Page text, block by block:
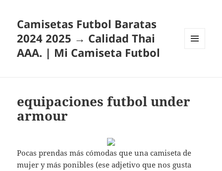
Camisetas Futbol Baratas
2024 2025 → Calidad Thai
AAA. | Mi Camiseta Futbol
equipaciones futbol under
armour
Pocas prendas más cómodas que una camiseta de
mujer y más ponibles (ese adjetivo que nos gusta